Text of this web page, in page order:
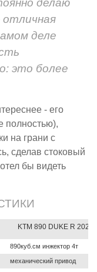
отличная
деле
это более
- его
полностью),
на грани с
сделав стоковый
бы видеть
KTM 890 DUKE R 2020
890куб.см инжектор 4т
механический привод